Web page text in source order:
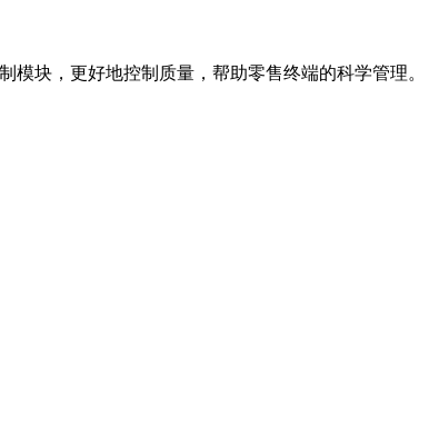
块，更好地控制质量，帮助零售终端的科学管理。